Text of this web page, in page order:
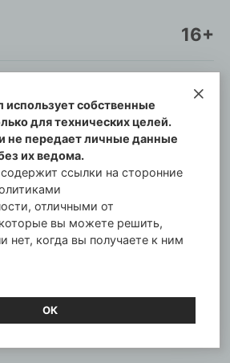
16+
городской портал
плюс, 2021-2026
регистрации СМИ: ПИ №57-
2013 г.
Управлением
по надзору в сфере связи,
и массовых
Орловской области.
Татьяна Филёва
использует собственные
для технических целей.
не передает личные данные
их ведома.
ссылки на сторонние
отличными от
вы можете решить,
нет, когда вы получаете к ним
ОК